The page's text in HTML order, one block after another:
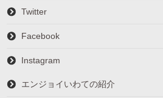
Twitter
Facebook
Instagram
エンジョイいわての紹介